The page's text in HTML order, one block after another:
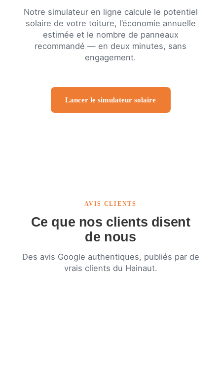
Notre simulateur en ligne calcule le potentiel
solaire de votre toiture, l’économie annuelle
estimée et le nombre de panneaux
recommandé — en deux minutes, sans
engagement.
Lancer le simulateur solaire
AVIS CLIENTS
Ce que nos clients disent
de nous
Des avis Google authentiques, publiés par de
vrais clients du Hainaut.